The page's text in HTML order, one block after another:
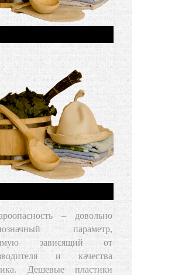
– довольно
параметр,
зависящий от
и качества
Дешевые пластики